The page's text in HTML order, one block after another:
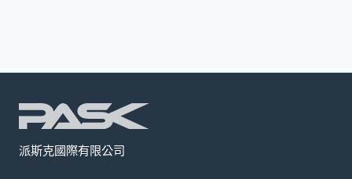
派斯克國際有限公司